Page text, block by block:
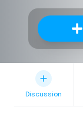
Discussion